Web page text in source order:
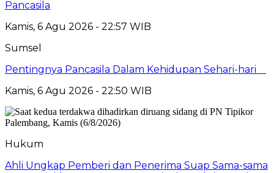
Pancasila
Kamis, 6 Agu 2026 - 22:57 WIB
Sumsel
Pentingnya Pancasila Dalam Kehidupan Sehari-hari
Kamis, 6 Agu 2026 - 22:50 WIB
Hukum
Ahli Ungkap Pemberi dan Penerima Suap Sama-sama